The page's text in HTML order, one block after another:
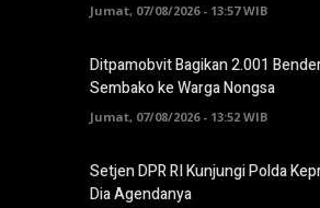
Jumat, 07/08/2026 - 13:57 WIB
Ditpamobvit Bagikan 2.001
Sembako ke Warga Nongsa
Jumat, 07/08/2026 - 13:52 WIB
Setjen DPR RI Kunjungi Polda
Dia Agendanya